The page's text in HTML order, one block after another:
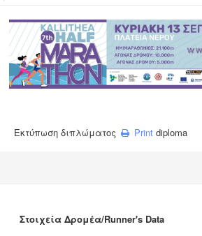
Races
Event
Volunteering
Results
Εκτύπωση διπλώματος Print diploma
Στοιχεία Δρομέα/Runner's Data